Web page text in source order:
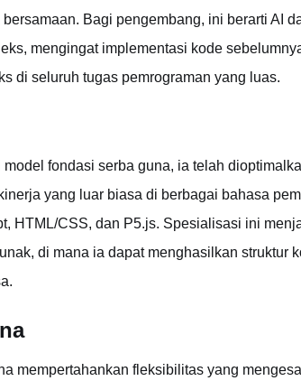
Bagi pengembang, ini berarti AI
mengingat implementasi kode
di seluruh tugas pemrograman yang luas.
fondasi serba guna, ia telah
yang luar biasa di berbagai bahasa
HTML/CSS, dan P5.js. Spesialisasi ini
di mana ia dapat menghasilkan struktur
mempertahankan fleksibilitas yang